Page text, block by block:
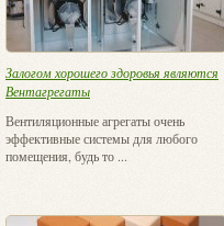
Залогом хорошего здоровья являются
Вентагрегаты
Вентиляционные агрегаты очень
эффективные системы для любого
помещения, будь то ...